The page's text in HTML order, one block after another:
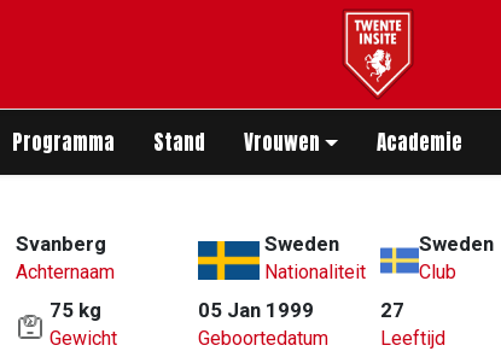
op Whatsapp
Programma Stand Vrouwen Academie
Svanberg
Achternaam
Sweden
Nationaliteit
Sweden
Club
75 kg
Gewicht
05 Jan 1999
Geboortedatum
27
Leeftijd